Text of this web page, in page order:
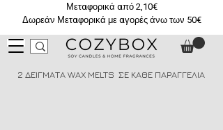
Μεταφορικά από 2,10€
Δωρεάν Μεταφορικά με αγορές άνω των 50€
2 ΔΕΙΓΜΑΤΑ WAX MELTS ΣΕ ΚΑΘΕ ΠΑΡΑΓΓΕΛΙΑ